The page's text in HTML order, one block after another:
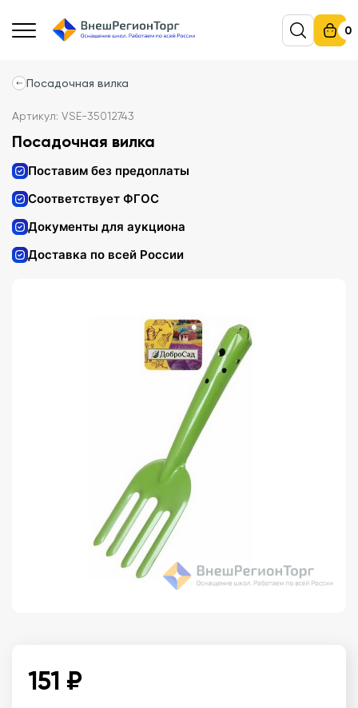
0
Посадочная вилка
Артикул: VSE-35012743
Посадочная вилка
Поставим без предоплаты
Соответствует ФГОС
Документы для аукциона
Доставка по всей России
151 ₽